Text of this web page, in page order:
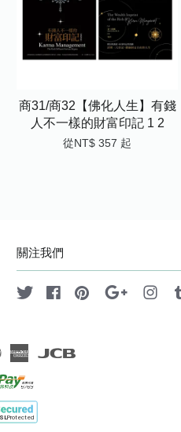
商31/商32【佛化人生】有錢
人不一樣的財富印記 1 2
從 NT$ 357 起
關注我們
Twitter FacebookPinterest Google
Master American